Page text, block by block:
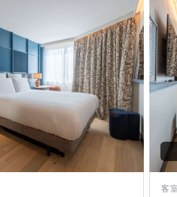
客